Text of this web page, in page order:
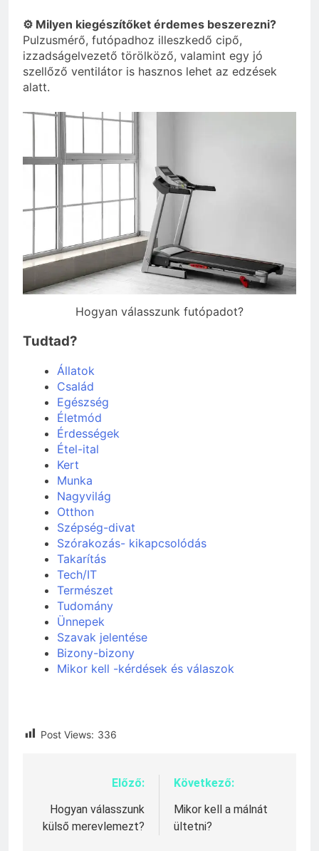
⚙️ Milyen kiegészítőket érdemes beszerezni?
Pulzusmérő, futópadhoz illeszkedő cipő,
izzadságelvezető törölköző, valamint egy jó
szellőző ventilátor is hasznos lehet az edzések
alatt.
Hogyan válasszunk futópadot?
Tudtad?
Állatok
Család
Egészség
Életmód
Érdességek
Étel-ital
Kert
Munka
Nagyvilág
Otthon
Szépség-divat
Szórakozás- kikapcsolódás
Takarítás
Tech/IT
Természet
Tudomány
Ünnepek
Szavak jelentése
Bizony-bizony
Mikor kell -kérdések és válaszok
Post Views: 336
Bejegyzés
navigáció
Előző:
Hogyan válasszunk
külső merevlemezt?
Következő:
Mikor kell a málnát
ültetni?